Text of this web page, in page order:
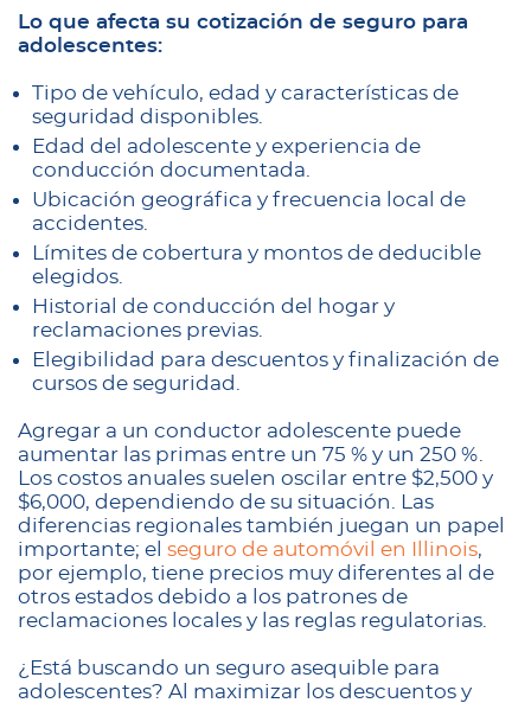
Lo que afecta su cotización de seguro para
adolescentes:
Tipo de vehículo, edad y características de
seguridad disponibles.
Edad del adolescente y experiencia de
conducción documentada.
Ubicación geográfica y frecuencia local de
accidentes.
Límites de cobertura y montos de deducible
elegidos.
Historial de conducción del hogar y
reclamaciones previas.
Elegibilidad para descuentos y finalización de
cursos de seguridad.
Agregar a un conductor adolescente puede
aumentar las primas entre un 75 % y un 250 %.
Los costos anuales suelen oscilar entre $2,500 y
$6,000, dependiendo de su situación. Las
diferencias regionales también juegan un papel
importante; el seguro de automóvil en Illinois,
por ejemplo, tiene precios muy diferentes al de
otros estados debido a los patrones de
reclamaciones locales y las reglas regulatorias.
¿Está buscando un seguro asequible para
adolescentes? Al maximizar los descuentos y